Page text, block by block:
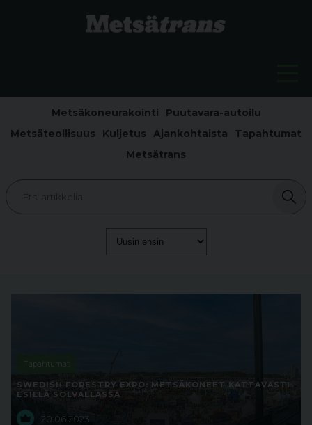
Metsäkoneurakointi
Puutavara-autoilu
Metsäteollisuus
Kuljetus Ajankohtaista
Tapahtumat
Metsätrans
Tapahtumat
SWEDISH FORESTRY EXPO: METSÄKONEET KATTAVASTI
ESILLÄ SOLVALLASSA
20.06.2023